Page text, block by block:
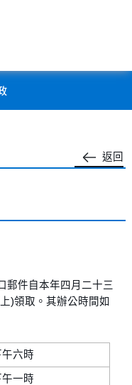
返回
郵件自本年四月二十三
)領取。其辦公時間如
午六時
午一時